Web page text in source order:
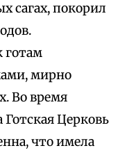
сагах, покорил
готам
мирно
Во время
Готская Церковь
что имела